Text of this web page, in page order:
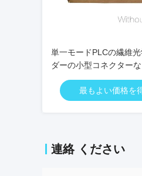
単一モードPLCの繊維
ダーの小型コネクターな
0.9mm
最もよい価格を
連絡 ください